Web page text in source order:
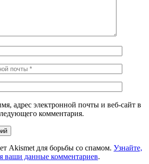
адрес электронной почты и веб-сайт в
комментария.
Akismet для борьбы со спамом. Узнайте,
ваши данные комментариев.